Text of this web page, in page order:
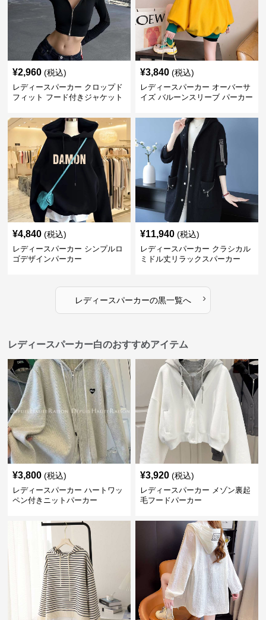
¥2,960 (税込)
レディースパーカー クロップド
フィット フード付きジャケット
¥3,840 (税込)
レディースパーカー オーバーサ
イズ バルーンスリーブ パーカー
¥4,840 (税込)
レディースパーカー シンプルロ
ゴデザインパーカー
¥11,940 (税込)
レディースパーカー クラシカル
ミドル丈リラックスパーカー
レディースパーカーの黒一覧へ ›
レディースパーカー白のおすすめアイテム
¥3,800 (税込)
レディースパーカー ハートワッ
ペン付きニットパーカー
¥3,920 (税込)
レディースパーカー メゾン裏起
毛フードパーカー